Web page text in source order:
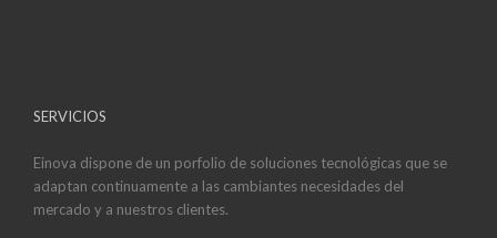
SERVICIOS
Einova dispone de un porfolio de soluciones tecnológicas que se
adaptan continuamente a las cambiantes necesidades del
mercado y a nuestros clientes.